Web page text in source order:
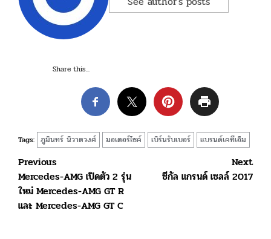
Share this...
Tags: ภูมินทร์ นิวาตวงศ์ มอเตอร์ไซค์ เบิร์นรับเบอร์ แบรนด์เคทีเอ็ม
Post
navigation
Previous
Mercedes-AMG เปิดตัว 2 รุ่น
ใหม่ Mercedes-AMG GT R
และ Mercedes-AMG GT C
Next
ซีกัล แกรนด์ เซลล์ 2017